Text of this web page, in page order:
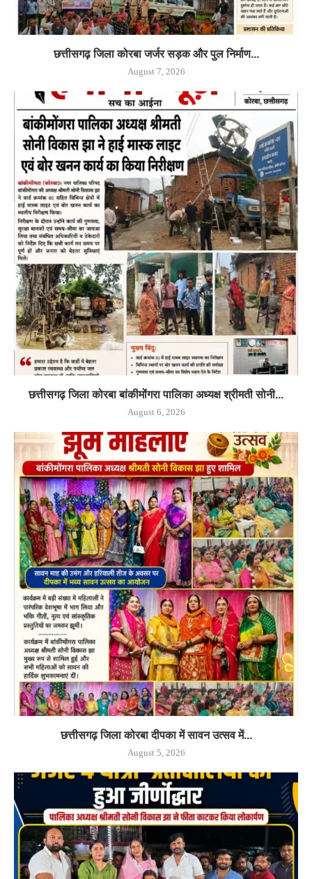
छत्तीसगढ़ जिला कोरबा जर्जर सड़क और पुल निर्माण...
August 7, 2026
छत्तीसगढ़ जिला कोरबा बांकीमोंगरा पालिका अध्यक्ष श्रीमती सोनी...
August 6, 2026
छत्तीसगढ़ जिला कोरबा दीपका में सावन उत्सव में...
August 5, 2026